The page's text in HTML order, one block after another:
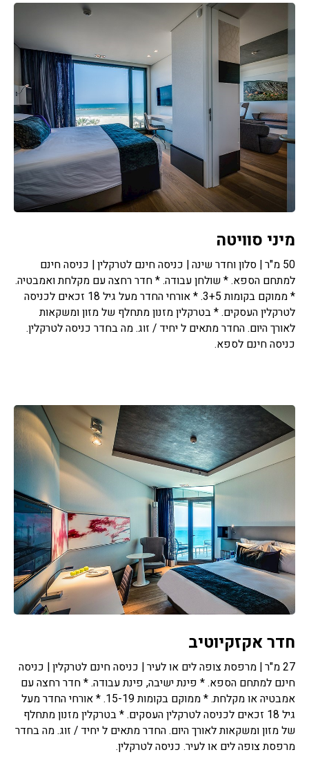
מיני סוויטה
50 מ"ר | סלון וחדר שינה | כניסה חינם לטרקלין | כניסה חינם
למתחם הספא. * שולחן עבודה. * חדר רחצה עם מקלחת ואמבטיה.
* ממוקם בקומות 3+5. * אורחי החדר מעל גיל 18 זכאים לכניסה
לטרקלין העסקים. * בטרקלין מזנון מתחלף של מזון ומשקאות
לאורך היום. החדר מתאים ל יחיד / זוג. מה בחדר כניסה לטרקלין.
כניסה חינם לספא.
חדר אקזקיוטיב
27 מ"ר | מרפסת צופה לים או לעיר | כניסה חינם לטרקלין | כניסה
חינם למתחם הספא. * פינת ישיבה, פינת עבודה. * חדר רחצה עם
אמבטיה או מקלחת. * ממוקם בקומות 15-19. * אורחי החדר מעל
גיל 18 זכאים לכניסה לטרקלין העסקים. * בטרקלין מזנון מתחלף
של מזון ומשקאות לאורך היום. החדר מתאים ל יחיד / זוג. מה בחדר
מרפסת צופה לים או לעיר. כניסה לטרקלין.